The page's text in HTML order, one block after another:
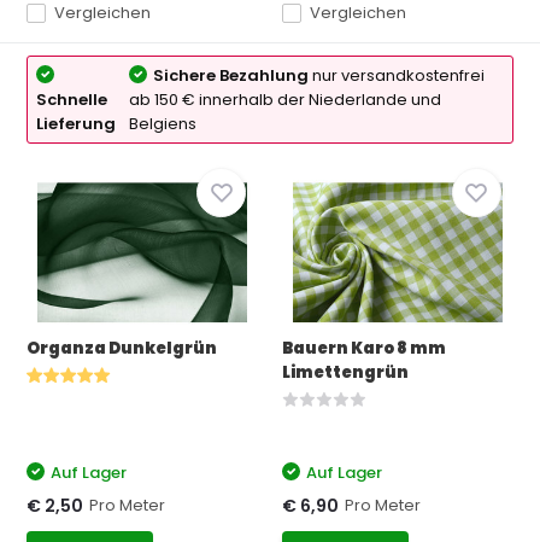
Vergleichen Vergleichen
Schnelle
Lieferung
Sichere Bezahlung nur versandkostenfrei
ab 150 € innerhalb der Niederlande und
Belgiens
Organza Dunkelgrün
Auf Lager
€ 2,50 Pro Meter
Bauern Karo 8 mm
Limettengrün
Auf Lager
€ 6,90 Pro Meter